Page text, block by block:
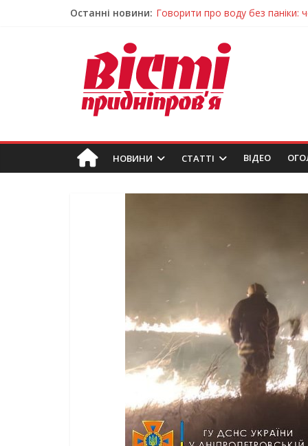
Останні новини: Лікар – на екрані: Як працюють
Пошуки тривають: на
Ветерани Дніпропетровщини
Говорити про воду без паніки:
НОВИНИ СТАТТІ ВIДЕО